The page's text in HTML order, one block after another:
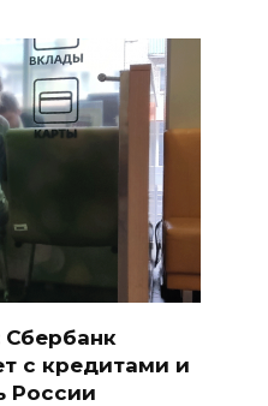
Сбербанк
с кредитами и
России